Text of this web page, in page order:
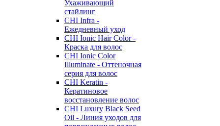
Ухаживающий
стайлинг
CHI Infra -
Ежедневный уход
CHI Ionic Hair Color -
Краска для волос
CHI Ionic Color
Illuminate - Оттеночная
серия для волос
CHI Keratin -
Кератиновое
восстановление волос
CHI Luxury Black Seed
Oil - Линия уходов для